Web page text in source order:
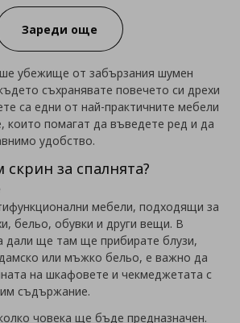
Зареди още
убежище от забързания шумен
съхранявате повечето си дрехи
са едни от най-практичните мебели
които помагат да въведете ред и да
удобство.
скрин за спалнята?
мебели, подходящи за
бельо, обувки и други вещи. В
дали ще там ще прибирате блузи,
или мъжко бельо, е важно да
на шкафовете и чекмеджетата с
съдържание.
човека ще бъде предназначен.